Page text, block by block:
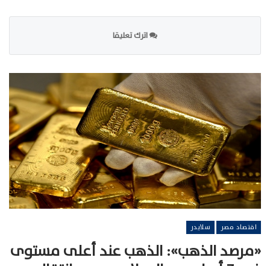
اترك تعليقا
اقتصاد مصر سلايدر
«مرصد الذهب»: الذهب عند أعلى مستوى